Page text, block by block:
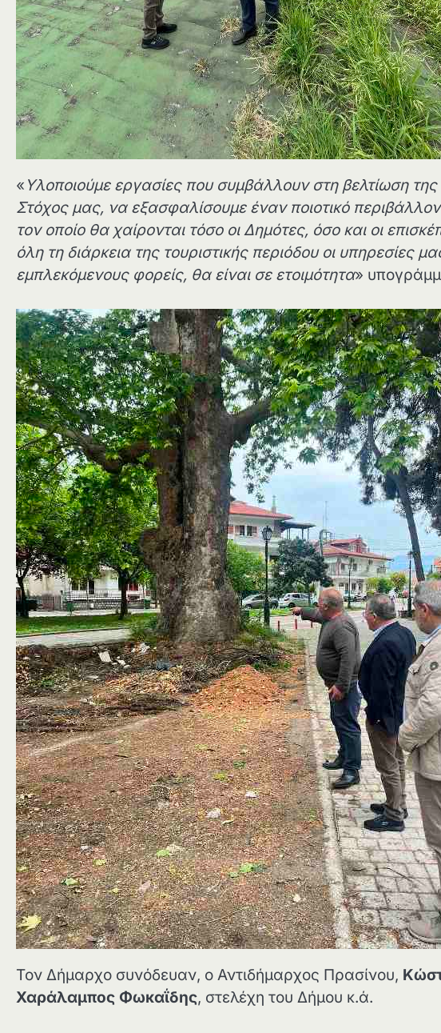
« Υλοποιούμε εργασίες που συμβάλλουν στη βελτίωση
Στόχος μας, να εξασφαλίσουμε έναν ποιοτικό
τον οποίο θα χαίρονται τόσο οι Δημότες, όσο και οι
όλη τη διάρκεια της τουριστικής περιόδου οι υπηρεσίες
εμπλεκόμενους φορείς, θα είναι σε ετοιμότητα»
Τον Δήμαρχο συνόδευαν, ο Αντιδήμαρχος Πρασίνου,
Χαράλαμπος Φωκαΐδης, στελέχη του Δήμου κ.ά.